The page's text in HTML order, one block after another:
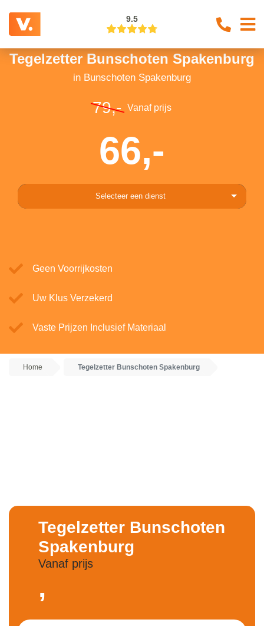
9.5
Tegelzetter Bunschoten Spakenburg
in Bunschoten Spakenburg
79,- Vanaf prijs
66,-
Selecteer een dienst
Geen Voorrijkosten
Uw Klus Verzekerd
Vaste Prijzen Inclusief Materiaal
Home Tegelzetter Bunschoten Spakenburg
Tegelzetter Bunschoten
Spakenburg
Vanaf prijs
,